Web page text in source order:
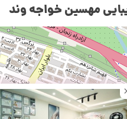
مهسین خواجه وند